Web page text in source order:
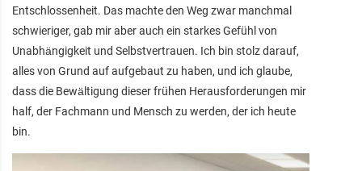
Entschlossenheit. Das machte den Weg zwar manchmal
schwieriger, gab mir aber auch ein starkes Gefühl von
Unabhängigkeit und Selbstvertrauen. Ich bin stolz darauf,
alles von Grund auf aufgebaut zu haben, und ich glaube,
dass die Bewältigung dieser frühen Herausforderungen mir
half, der Fachmann und Mensch zu werden, der ich heute
bin.